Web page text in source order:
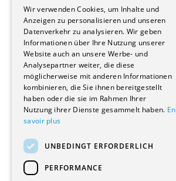
Immobilienverwaltungsgesellschaften
Stockwerkeigentum
Reportagen
Wohnungen
Renovierungen
Innere Umbauten
Gastgewerbe und Tourismus
Verwaltungsgebäude und Geschäfte
Schuleinrichtungen
Medizinische Einrichtungen
Kultur - Sport - Freizeit
Industrie - Handwerk
Transport und Parkplätze
Wir verwenden Cookies, um Inhalte und
Anzeigen zu personalisieren und unseren
Datenverkehr zu analysieren. Wir geben
Informationen über Ihre Nutzung unserer
Website auch an unsere Werbe- und
Analysepartner weiter, die diese
möglicherweise mit anderen Informationen
kombinieren, die Sie ihnen bereitgestellt
haben oder die sie im Rahmen Ihrer
Nutzung ihrer Dienste gesammelt haben. En
savoir plus
UNBEDINGT ERFORDERLICH
PERFORMANCE